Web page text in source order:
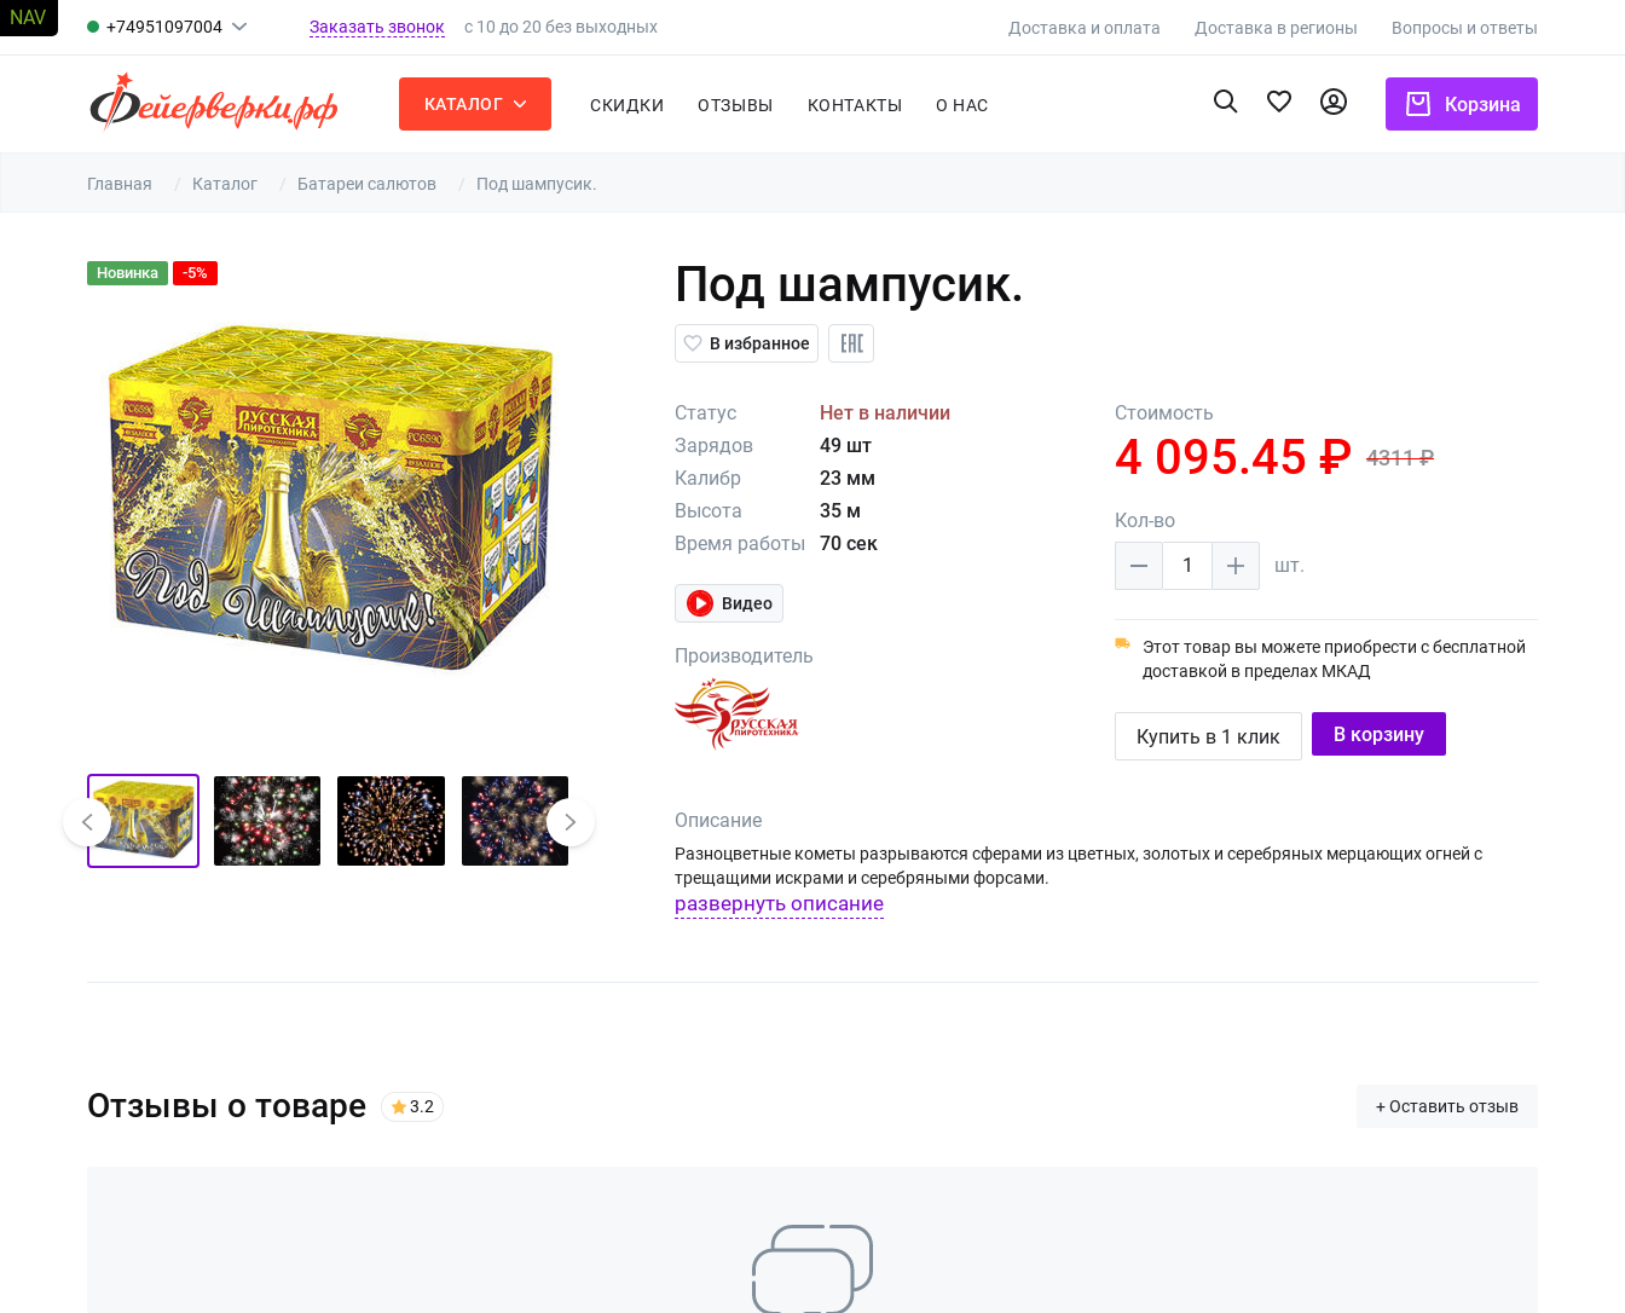
+74951097004 Заказать звонок с 10 до 20 без выходных Доставка и оплата Доставка в регионы Вопросы и ответы
КАТАЛОГ СКИДКИ ОТЗЫВЫ КОНТАКТЫ О НАС Корзина
Главная Каталог Батареи салютов Под шампусик.
Новинка -5% Под шампусик.
В избранное
Статус
Нет в наличии
Зарядов
49 шт
Калибр
23 мм
Высота
35 м
Время работы
70 сек
Видео
Производитель
Стоимость
4 095.45 ₽ 4311 ₽
Кол-во
1
шт.
Этот товар вы можете приобрести с бесплатной
доставкой в пределах МКАД
Купить в 1 клик В корзину
Описание
Разноцветные кометы разрываются сферами из цветных, золотых и серебряных мерцающих огней с
трещащими искрами и серебряными форсами.
развернуть описание
Отзывы о товаре 3.2 + Оставить отзыв